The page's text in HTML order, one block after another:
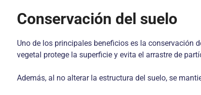
Conservación del suelo
Uno de los principales beneficios es la conservación
vegetal protege la superficie y evita el arrastre de
Además, al no alterar la estructura del suelo, se